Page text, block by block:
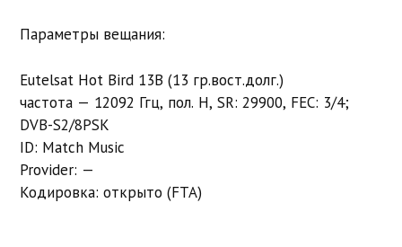
Параметры вещания:
Eutelsat Hot Bird 13B (13 гр.вост.долг.)
частота — 12092 Ггц, пол. H, SR: 29900, FEC: 3/4;
DVB-S2/8PSK
ID: Match Music
Provider: —
Кодировка: открыто (FTA)